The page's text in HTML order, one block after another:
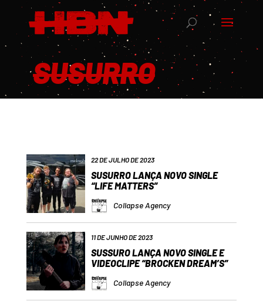
SUSURRO
22 DE JULHO DE 2023
SUSURRO LANÇA NOVO SINGLE
“LIFE MATTERS”
Collapse Agency
11 DE JUNHO DE 2023
SUSSURO LANÇA NOVO SINGLE E
VIDEOCLIPE “BROCKEN DREAM’S”
Collapse Agency